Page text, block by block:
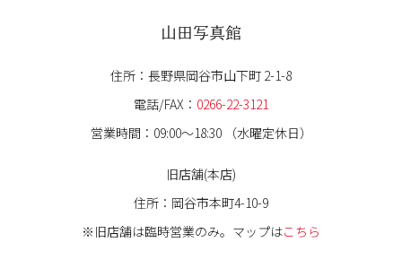
山田写真館
住所：長野県岡谷市山下町 2-1-8
電話/FAX： 0266-22-3121
営業時間：09:00〜18:30 （水曜定休日）
旧店舗(本店)
住所：岡谷市本町4-10-9
※旧店舗は臨時営業のみ。マップはこちら